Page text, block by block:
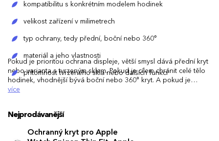
kompatibilitu s konkrétním modelem hodinek
velikost zařízení v milimetrech
typ ochrany, tedy přední, boční nebo 360°
materiál a jeho vlastnosti
přítomnost tvrzeného skla nebo dalších funkcí
Pokud je prioritou ochrana displeje, větší smysl dává přední kryt
nebo varianta s tvrzeným sklem. Pokud je cílem chránit celé tělo
hodinek, vhodnější bývá boční nebo 360° kryt. A pokud je
důležitý i vzhled, vyplatí se vybírat podle barvy a stylu
více
Nejprodávanější
Ochranný kryt pro Apple